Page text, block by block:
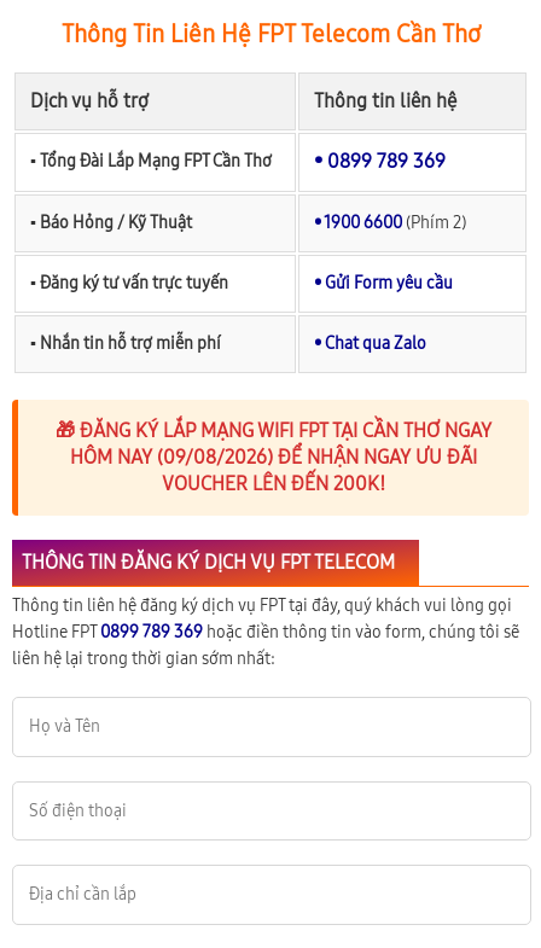
Thông Tin Liên Hệ FPT Telecom Cần Thơ
Dịch vụ hỗ trợ Thông tin liên hệ
▪︎ Tổng Đài Lắp Mạng FPT Cần Thơ • 0899 789 369
▪︎ Báo Hỏng / Kỹ Thuật • 1900 6600 (Phím 2)
▪︎ Đăng ký tư vấn trực tuyến • Gửi Form yêu cầu
▪︎ Nhắn tin hỗ trợ miễn phí • Chat qua Zalo
🎁 ĐĂNG KÝ LẮP MẠNG WIFI FPT TẠI CẦN THƠ NGAY
HÔM NAY (09/08/2026) ĐỂ NHẬN NGAY ƯU ĐÃI
VOUCHER LÊN ĐẾN 200K!
THÔNG TIN ĐĂNG KÝ DỊCH VỤ FPT TELECOM
Thông tin liên hệ đăng ký dịch vụ FPT tại đây, quý khách vui lòng gọi
Hotline FPT0899 789 369 hoặc điền thông tin vào form, chúng tôi sẽ
liên hệ lại trong thời gian sớm nhất: